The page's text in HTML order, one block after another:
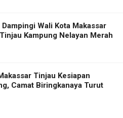
Wali Kota Makassar
Kampung Nelayan Merah
Tinjau Kesiapan
Camat Biringkanaya Turut